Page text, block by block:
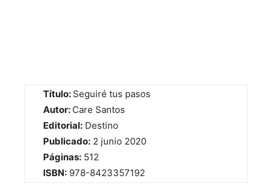
Título: Seguiré tus pasos
Autor: Care Santos
Editorial: Destino
Publicado: 2 junio 2020
Páginas: 512
ISBN: 978-8423357192